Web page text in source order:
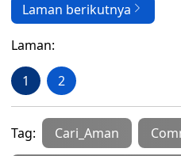
Laman berikutnya
Laman:
1 2
Tag: Cari_Aman